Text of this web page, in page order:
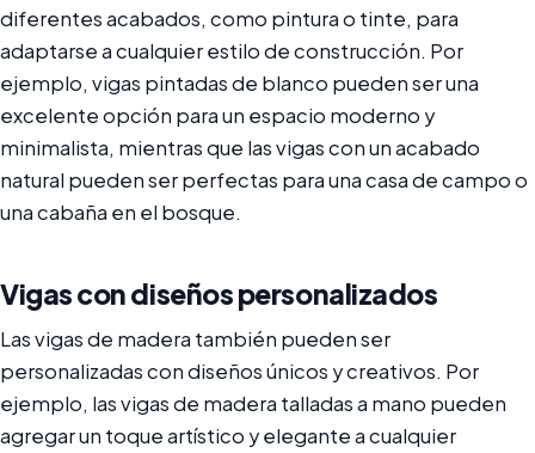
diferentes acabados, como pintura o tinte, para
adaptarse a cualquier estilo de construcción. Por
ejemplo, vigas pintadas de blanco pueden ser una
excelente opción para un espacio moderno y
minimalista, mientras que las vigas con un acabado
natural pueden ser perfectas para una casa de campo o
una cabaña en el bosque.
Vigas con diseños personalizados
Las vigas de madera también pueden ser
personalizadas con diseños únicos y creativos. Por
ejemplo, las vigas de madera talladas a mano pueden
agregar un toque artístico y elegante a cualquier